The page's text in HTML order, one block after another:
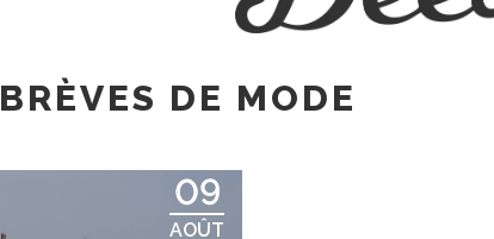
BRÈVES DE MODE
09
AOÛT